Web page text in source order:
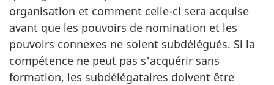
organisation et comment celle-ci sera acquise
avant que les pouvoirs de nomination et les
pouvoirs connexes ne soient subdélégués. Si la
compétence ne peut pas s'acquérir sans
formation, les subdélégataires doivent être